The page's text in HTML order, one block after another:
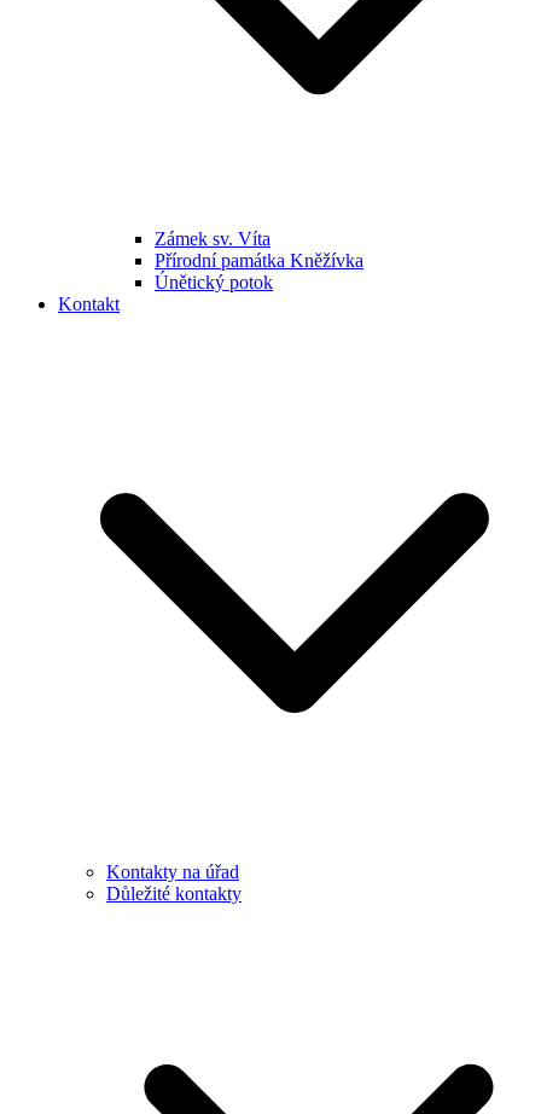
Zámek sv. Víta
Přírodní památka Kněžívka
Únětický potok
Kontakt
Kontakty na úřad
Důležité kontakty